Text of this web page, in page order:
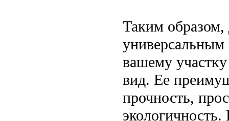
Таким образом,
вашему
вид. Ее
прочность,